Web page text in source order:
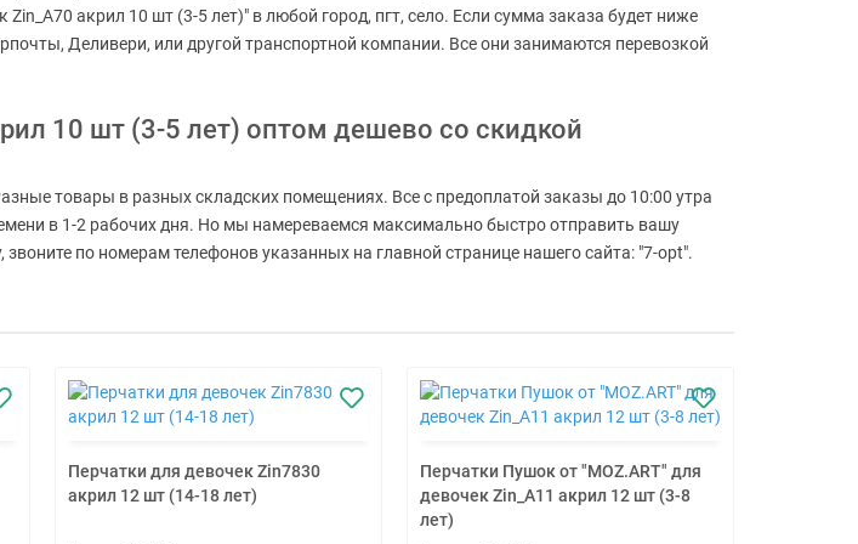
акрил 10 шт (3-5 лет)" в любой город, пгт, село. Если сумма заказа будет ниже
Деливери, или другой транспортной компании. Все они занимаются перевозкой
10 шт (3-5 лет) оптом дешево со скидкой
товары в разных складских помещениях. Все с предоплатой заказы до 10:00 утра
в 1-2 рабочих дня. Но мы намереваемся максимально быстро отправить вашу
по номерам телефонов указанных на главной странице нашего сайта: "7-opt".
Перчатки для девочек Zin7830
акрил 12 шт (14-18 лет)
Перчатки Пушок от "MOZ.ART" для
девочек Zin_A11 акрил 12 шт (3-8
лет)